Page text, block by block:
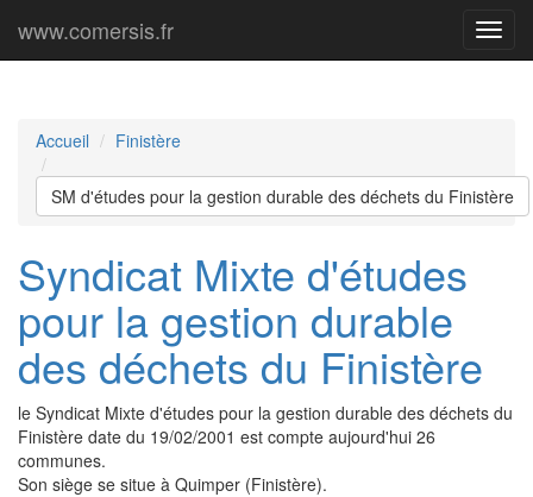
Menu
www.comersis.fr
Accueil Finistère
SM d'études pour la gestion durable des déchets du Finistère
Syndicat Mixte d'études
pour la gestion durable
des déchets du Finistère
le Syndicat Mixte d'études pour la gestion durable des déchets du
Finistère date du 19/02/2001 est compte aujourd'hui 26
communes.
Son siège se situe à Quimper (Finistère).